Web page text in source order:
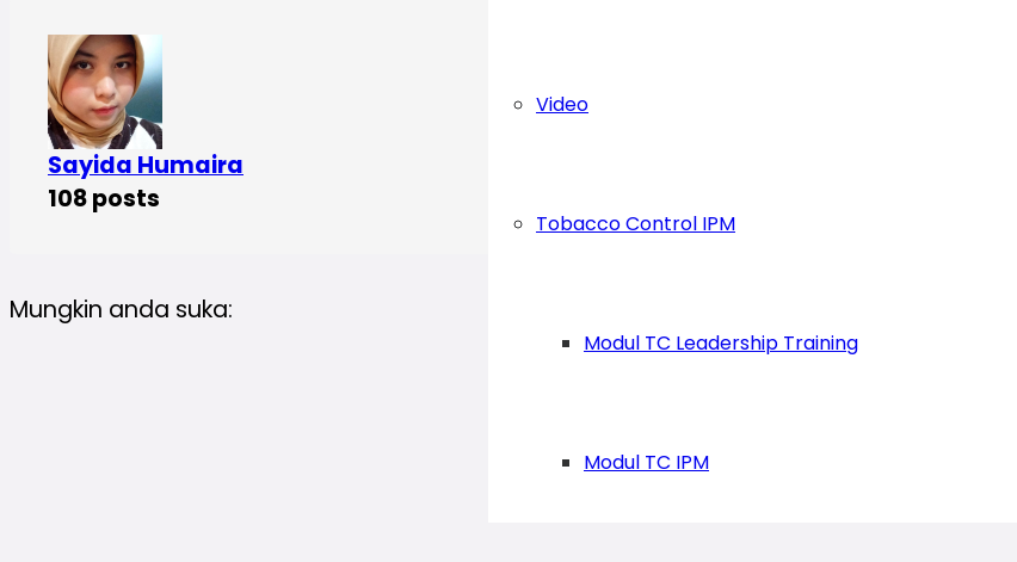
Video
Tobacco Control IPM
Modul TC Leadership Training
Modul TC IPM
Sayida Humaira
108 posts
Mungkin anda suka: